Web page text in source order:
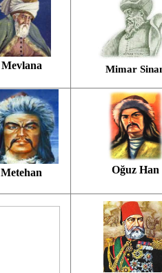
Mevlana Mimar
Metehan Oğuz Han